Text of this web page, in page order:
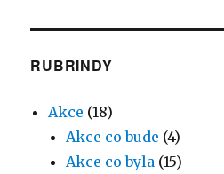
RUBRINDY
Akce (18)
Akce co bude (4)
Akce co byla (15)